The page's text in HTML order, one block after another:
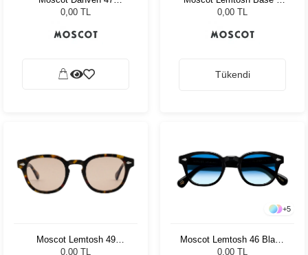
Sapphire Celebrity Blue
0,00 TL
Sun 49 Black Ny Rose
0,00 TL
Tükendi
Moscot Lemtosh 49
Tortoise Ny Rose
0,00 TL
+5
Moscot Lemtosh 46 Black
Broadway Blue Fad
0,00 TL